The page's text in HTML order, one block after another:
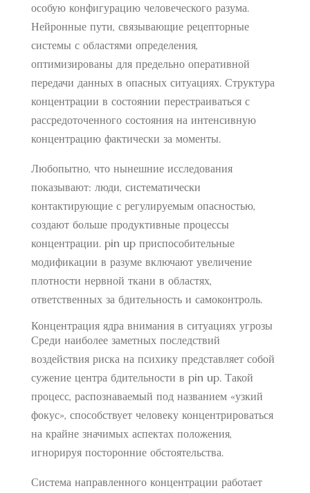
особую конфигурацию человеческого разума.
Нейронные пути, связывающие рецепторные
системы с областями определения,
оптимизированы для предельно оперативной
передачи данных в опасных ситуациях. Структура
концентрации в состоянии перестраиваться с
рассредоточенного состояния на интенсивную
концентрацию фактически за моменты.
Любопытно, что нынешние исследования
показывают: люди, систематически
контактирующие с регулируемым опасностью,
создают больше продуктивные процессы
концентрации. pin up приспособительные
модификации в разуме включают увеличение
плотности нервной ткани в областях,
ответственных за бдительность и самоконтроль.
Концентрация ядра внимания в ситуациях угрозы
Среди наиболее заметных последствий
воздействия риска на психику представляет собой
сужение центра бдительности в pin up. Такой
процесс, распознаваемый под названием «узкий
фокус», способствует человеку концентрироваться
на крайне значимых аспектах положения,
игнорируя посторонние обстоятельства.
Система направленного концентрации работает